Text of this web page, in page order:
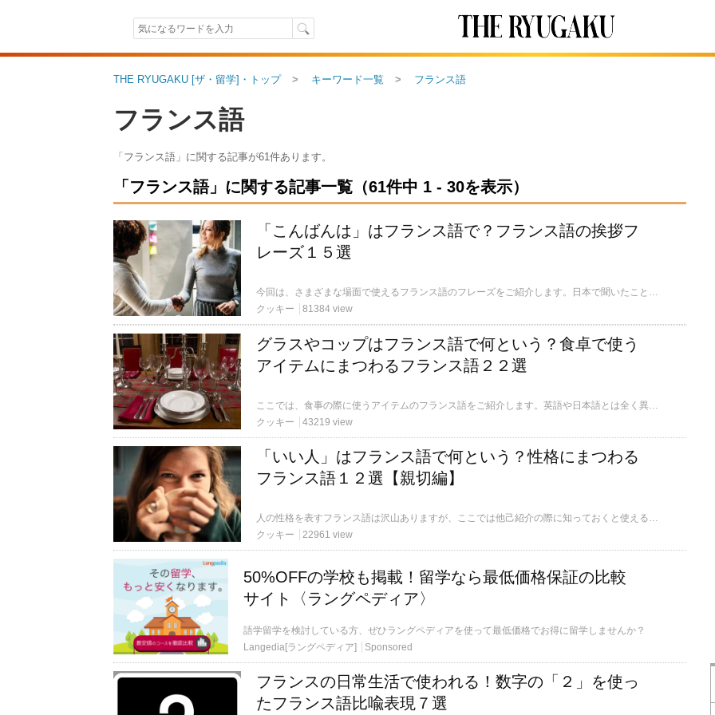
THE RYUGAKU [ザ・留学]・トップ キーワード一覧 フランス語
フランス語
「フランス語」に関する記事が61件あります。
「フランス語」に関する記事一覧（61件中 1 - 30を表示）
「こんばんは」はフランス語で？フランス語の挨拶フ
レーズ１５選
今回は、さまざまな場面で使えるフランス語のフレーズをご紹介します。日本で聞いたことがあるものも沢山出てくると思いますのでぜひ積極的に使ってみてください！
クッキー
81384 view
グラスやコップはフランス語で何という？食卓で使う
アイテムにまつわるフランス語２２選
ここでは、食事の際に使うアイテムのフランス語をご紹介します。英語や日本語とは全く異なるものが多いので、注意しながら覚えていきましょう。
クッキー
43219 view
「いい人」はフランス語で何という？性格にまつわる
フランス語１２選【親切編】
人の性格を表すフランス語は沢山ありますが、ここでは他己紹介の際に知っておくと使える「親切」にまつわるフランス語の数々をご紹介します。なお、フランス語の名詞や形容詞は、場合によって語尾が一部変化しますが、ここでは辞書に載っている形で話を進めて参ります。
クッキー
22961 view
50%OFFの学校も掲載！留学なら最低価格保証の比較
サイト〈ラングペディア〉
語学留学を検討している方、ぜひラングペディアを使って最低価格でお得に留学しませんか？
Langedia[ラングペディア]
Sponsored
フランスの日常生活で使われる！数字の「２」を使っ
たフランス語比喩表現７選